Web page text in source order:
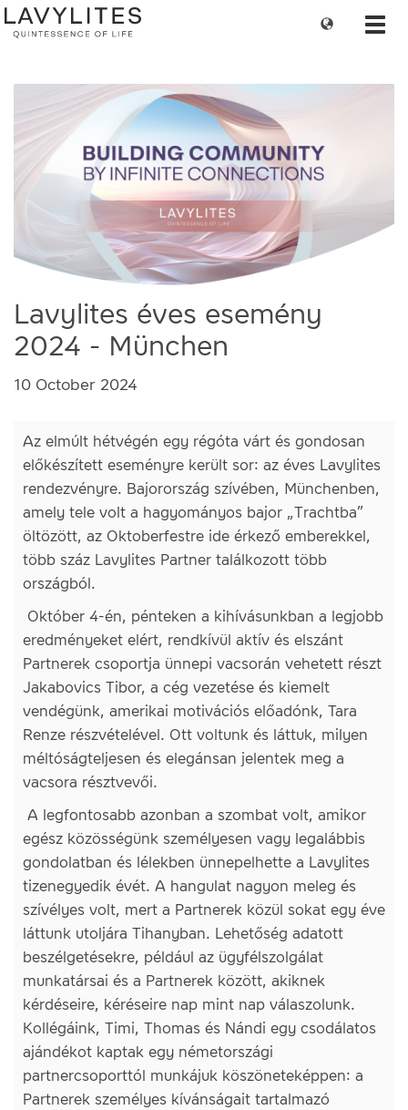
Change
Lavylites éves esemény
2024 - München
10 October 2024
Az elmúlt hétvégén egy régóta várt és gondosan
előkészített eseményre került sor: az éves Lavylites
rendezvényre. Bajorország szívében, Münchenben,
amely tele volt a hagyományos bajor „Trachtba”
öltözött, az Oktoberfestre ide érkező emberekkel,
több száz Lavylites Partner találkozott több
országból.
Október 4-én, pénteken a kihívásunkban a legjobb
eredményeket elért, rendkívül aktív és elszánt
Partnerek csoportja ünnepi vacsorán vehetett részt
Jakabovics Tibor, a cég vezetése és kiemelt
vendégünk, amerikai motivációs előadónk, Tara
Renze részvételével. Ott voltunk és láttuk, milyen
méltóságteljesen és elegánsan jelentek meg a
vacsora résztvevői.
A legfontosabb azonban a szombat volt, amikor
egész közösségünk személyesen vagy legalábbis
gondolatban és lélekben ünnepelhette a Lavylites
tizenegyedik évét. A hangulat nagyon meleg és
szívélyes volt, mert a Partnerek közül sokat egy éve
láttunk utoljára Tihanyban. Lehetőség adatott
beszélgetésekre, például az ügyfélszolgálat
munkatársai és a Partnerek között, akiknek
kérdéseire, kéréseire nap mint nap válaszolunk.
Kollégáink, Timi, Thomas és Nándi egy csodálatos
ajándékot kaptak egy németországi
partnercsoporttól munkájuk köszöneteképpen: a
Partnerek személyes kívánságait tartalmazó